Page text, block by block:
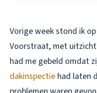
Vorige week stond ik
Voorstraat, met
had me gebeld omdat
dakinspectie had laten